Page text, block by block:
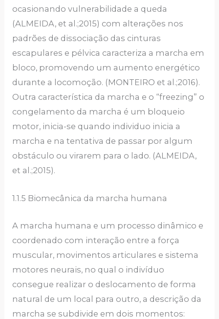
ocasionando vulnerabilidade a queda
(ALMEIDA, et al.;2015) com alterações nos
padrões de dissociação das cinturas
escapulares e pélvica caracteriza a marcha em
bloco, promovendo um aumento energético
durante a locomoção. (MONTEIRO et al.;2016).
Outra característica da marcha e o “freezing” o
congelamento da marcha é um bloqueio
motor, inicia-se quando individuo inicia a
marcha e na tentativa de passar por algum
obstáculo ou virarem para o lado. (ALMEIDA,
et al.;2015).
1.1.5 Biomecânica da marcha humana
A marcha humana e um processo dinâmico e
coordenado com interação entre a força
muscular, movimentos articulares e sistema
motores neurais, no qual o indivíduo
consegue realizar o deslocamento de forma
natural de um local para outro, a descrição da
marcha se subdivide em dois momentos: